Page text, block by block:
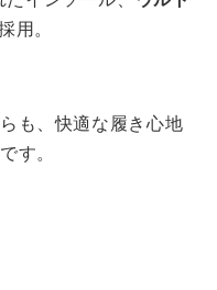
用。
も、快適な履き心地
す。